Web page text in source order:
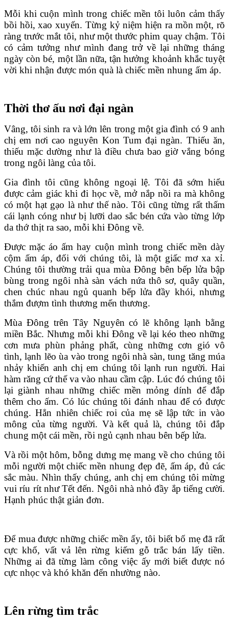
Mỗi khi cuộn mình trong chiếc mền tôi luôn cảm thấy
bồi hồi, xao xuyến. Từng kỷ niệm hiện ra mồn một, rõ
ràng trước mắt tôi, như một thước phim quay chậm. Tôi
có cảm tưởng như mình đang trở về lại những tháng
ngày còn bé, một lần nữa, tận hưởng khoảnh khắc tuyệt
vời khi nhận được món quà là chiếc mền nhung ấm áp.
Thời thơ ấu nơi đại ngàn
Vâng, tôi sinh ra và lớn lên trong một gia đình có 9 anh
chị em nơi cao nguyên Kon Tum đại ngàn. Thiếu ăn,
thiếu mặc dường như là điều chưa bao giờ vắng bóng
trong ngôi làng của tôi.
Gia đình tôi cũng không ngoại lệ. Tôi đã sớm hiểu
được cảm giác khi đi học về, mở nắp nồi ra mà không
có một hạt gạo là như thế nào. Tôi cũng từng rất thấm
cái lạnh cóng như bị lưỡi dao sắc bén cứa vào từng lớp
da thớ thịt ra sao, mỗi khi Đông về.
Được mặc áo ấm hay cuộn mình trong chiếc mền dày
cộm ấm áp, đối với chúng tôi, là một giấc mơ xa xỉ.
Chúng tôi thường trải qua mùa Đông bên bếp lửa bập
bùng trong ngôi nhà sàn vách nứa thô sơ, quây quần,
chen chúc nhau ngủ quanh bếp lửa đầy khói, nhưng
thắm đượm tình thương mến thương.
Mùa Đông trên Tây Nguyên có lẽ không lạnh bằng
miền Bắc. Nhưng mỗi khi Đông về lại kéo theo những
cơn mưa phùn phảng phất, cùng những cơn gió vô
tình, lạnh lẽo ùa vào trong ngôi nhà sàn, tung tăng múa
nhảy khiến anh chị em chúng tôi lạnh run người. Hai
hàm răng cứ thế va vào nhau cầm cập. Lúc đó chúng tôi
lại giành nhau những chiếc mền mỏng dính để đắp
thêm cho ấm. Có lúc chúng tôi đánh nhau để có được
chúng. Hẳn nhiên chiếc roi của mẹ sẽ lập tức in vào
mông của từng người. Và kết quả là, chúng tôi đắp
chung một cái mền, rồi ngủ cạnh nhau bên bếp lửa.
Và rồi một hôm, bỗng dưng mẹ mang về cho chúng tôi
mỗi người một chiếc mền nhung đẹp đẽ, ấm áp, đủ các
sắc màu. Nhìn thấy chúng, anh chị em chúng tôi mừng
vui ríu rít như Tết đến. Ngôi nhà nhỏ đầy ắp tiếng cười.
Hạnh phúc thật giản đơn.
Để mua được những chiếc mền ấy, tôi biết bố mẹ đã rất
cực khổ, vất vả lên rừng kiếm gỗ trắc bán lấy tiền.
Những ai đã từng làm công việc ấy mới biết được nó
cực nhọc và khó khăn đến nhường nào.
Lên rừng tìm trắc